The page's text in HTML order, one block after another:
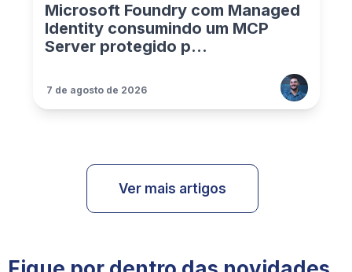
Microsoft Foundry com Managed
Identity consumindo um MCP
Server protegido p...
7 de agosto de 2026
Ver mais artigos